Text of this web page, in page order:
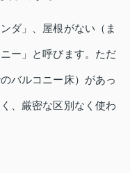
ダ」、屋根がない（ま
ー」と呼びます。ただ
バルコニー床）があっ
、厳密な区別なく使わ